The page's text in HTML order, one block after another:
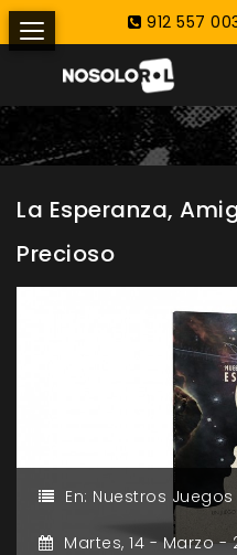
912 557
La Esperanza,
Precioso
En: Nuestros Juegos
Martes, 14 - Marzo -